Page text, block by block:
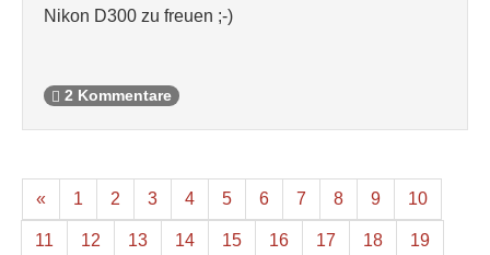
Nikon D300 zu freuen ;-)
2 Kommentare
« 1 2 3 4 5 6 7 8 9 10
11 12 13 14 15 16 17 18 19